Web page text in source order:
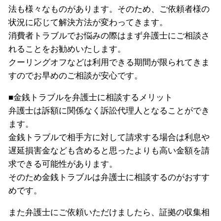
法も様々なものがあります。そのため、ご依頼者様の
状況に応じて解決方法が変わってきます。
消費者トラブルでお悩みの際はまず弁護士にご相談さ
れることをお勧めいたします。
クーリングオフなどは利用できる期間が限られてきま
すのでお早めのご相談が安心です。
■金銭トラブルを弁護士に相談するメリット
弁護士は訴額に関係なく訴訟代理人となることができ
ます。
金銭トラブルで相手方に対して請求する場合は利息や
遅延損害金なども含めると思ったよりも高い金額を請
求できる可能性があります。
そのため金銭トラブルは弁護士に相談するのがおすす
めです。
また弁護士にご依頼いただけましたら、証拠の収集相